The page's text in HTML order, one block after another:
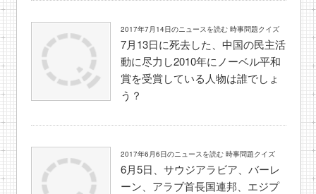
2017年7月14日のニュースを読む 時事問題クイズ
7月13日に死去した、中国の民主活
動に尽力し2010年にノーベル平和
賞を受賞している人物は誰でしょ
う？
2017年6月6日のニュースを読む 時事問題クイズ
6月5日、サウジアラビア、バーレ
ーン、アラブ首長国連邦、エジプ